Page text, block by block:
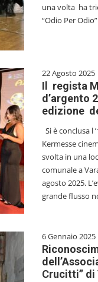
una volta ha
“Odio Per
22 Agosto 2025
Il regista
d’argento
edizione
Si è conclusa l
Kermesse
svolta in una
comunale a
agosto 2025.
grande flusso
6 Gennaio 2025
Crucitti” di